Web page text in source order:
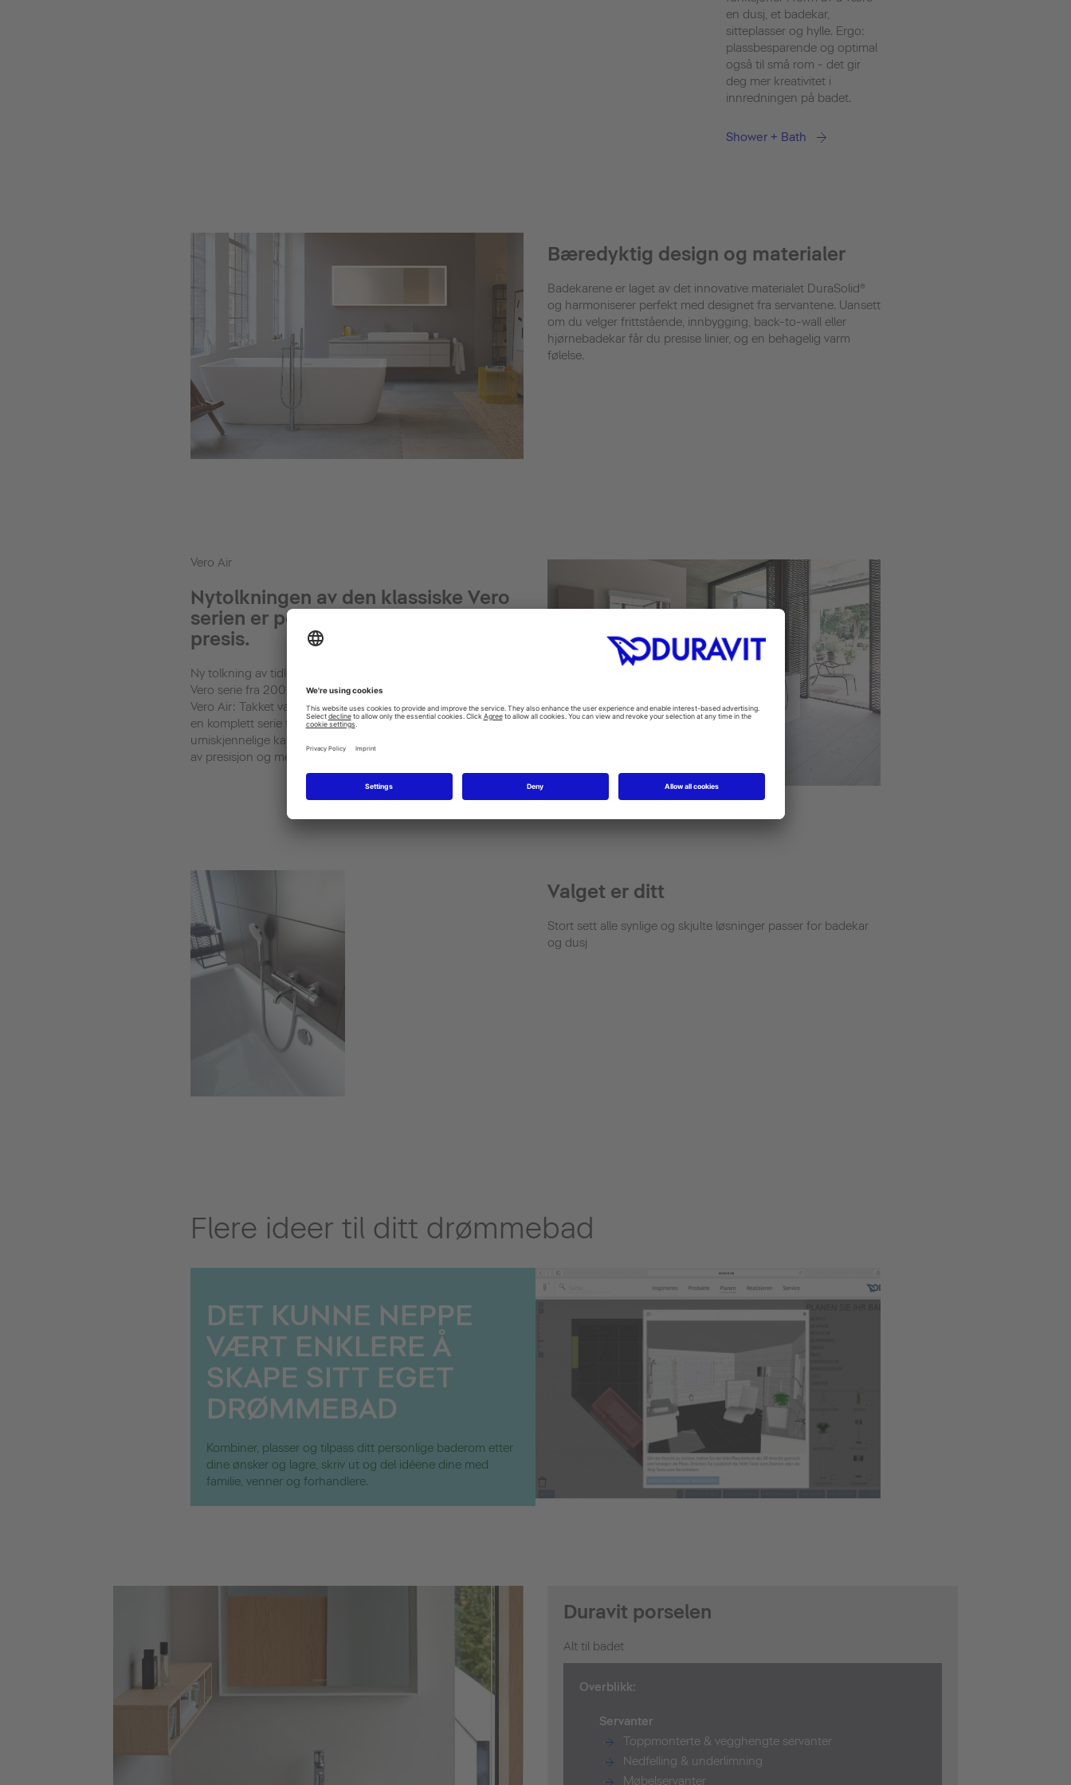
en dusj, et badekar,
sitteplasser og hylle. Ergo:
plassbesparende og optimal
også til små rom - det gir
deg mer kreativitet i
innredningen på badet.
Shower + Bath
Bæredyktig design og materialer
Badekarene er laget av det innovative materialet DuraSolid®
og harmoniserer perfekt med designet fra servantene. Uansett
om du velger frittstående, innbygging, back-to-wall eller
hjørnebadekar får du presise linier, og en behagelig varm
følelse.
Vero Air
Nytolkningen av den klassiske Vero
serien er perfekt proporsjonert og
presis.
Ny tolkning av tidløs geometri: Den konsekvent rektangulære
Vero serie fra 2001 er en klassiker fra Duravit. Nå er det tid til
Vero Air: Takket være nåtidens tekniske muligheter er Vero Air
en komplett serie til badet som kombinerer den
umiskjennelige karakter fra den orginale Vero med et nytt nivå
av presisjon og med perfekte proporsjoner.
Valget er ditt
Stort sett alle synlige og skjulte løsninger passer for badekar
og dusj
Flere ideer til ditt drømmebad
DET KUNNE NEPPE
VÆRT ENKLERE Å
SKAPE SITT EGET
DRØMMEBAD
Kombiner, plasser og tilpass ditt personlige baderom etter
dine ønsker og lagre, skriv ut og del idéene dine med
familie, venner og forhandlere.
Duravit porselen
Alt til badet
Overblikk:
Servanter
Toppmonterte & vegghengte servanter
Nedfelling & underlimning
Møbelservanter